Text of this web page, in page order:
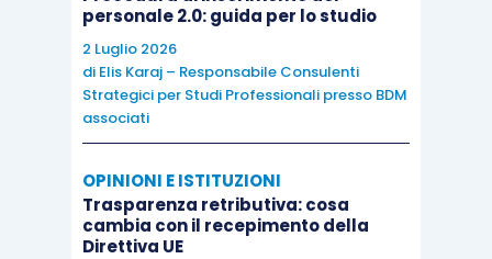
personale 2.0: guida per lo studio
2 Luglio 2026
di Elis Karaj – Responsabile Consulenti
Strategici per Studi Professionali presso BDM
associati
OPINIONI E ISTITUZIONI
Trasparenza retributiva: cosa
cambia con il recepimento della
Direttiva UE